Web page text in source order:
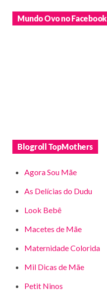
Mundo Ovo no Facebook
Blogroll TopMothers
Agora Sou Mãe
As Delícias do Dudu
Look Bebê
Macetes de Mãe
Maternidade Colorida
Mil Dicas de Mãe
Petit Ninos